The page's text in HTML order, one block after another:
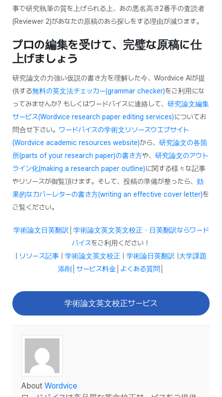
事で研究執筆の質を上げられる上、あの悪名高き2番手の査読者
(Reviewer 2)があなたの原稿のあら探しをする理由が減ります。
プロの編集を受けて、完璧な原稿に仕
上げましょう
研究論文の力強い仮説の書き方を理解した今、Wordvice AIが提
供する無料の英文法チェッカー(grammar checker)をご利用にな
ってみませんか? もしくはワードバイスに連絡して、 研究論文編集
サービス(Wordvice research paper editing services)についてお
問合せ下さい。 ワードバイスの学術文リソースウエブサイト
(Wordvice academic resources website)から、 研究論文の各箇
所(parts of your research paper)の書き方や、 研究論文のアウト
ライン化(making a research paper outline)に関する様々な記事
やリソースが御覧頂けます。そして、投稿の準備が整ったら、 効
果的なカバーレターの書き方(writing an effective cover letter)を
ご覧ください。
学術論文日英翻訳 学術論文英文英文校正・日英翻訳ならワード
バイスをご利用ください！
リソース記事 学術論文英文校正 学術論日英翻訳
大学課題
添削
サービス料金 よくある質問
学術論文英文校正サービス
About Wordvice